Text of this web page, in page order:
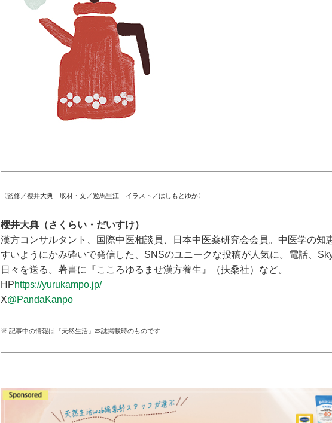
〈監修／櫻井大典 取材・文／遊馬里江 イラスト／はしもとゆか〉
櫻井大典（さくらい・だいすけ）
漢方コンサルタント、国際中医相談員、日本中医薬研究会会員。中医学の知
すいようにかみ砕いで発信した、SNSのユニークな投稿が人気に。電話、
日々を送る。著書に『こころゆるませ漢方養生』（扶桑社）など。
HPhttps://yurukampo.jp/
X@PandaKanpo
※ 記事中の情報は『天然生活』本誌掲載時のものです